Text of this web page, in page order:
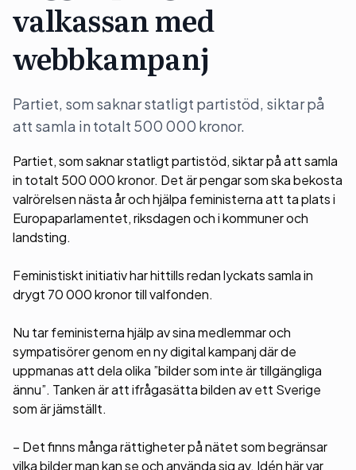
valkassan med
webbkampanj
Partiet, som saknar statligt partistöd, siktar på
att samla in totalt 500 000 kronor.
Partiet, som saknar statligt partistöd, siktar på att samla
in totalt 500 000 kronor. Det är pengar som ska bekosta
valrörelsen nästa år och hjälpa feministerna att ta plats i
Europaparlamentet, riksdagen och i kommuner och
landsting.
Feministiskt initiativ har hittills redan lyckats samla in
drygt 70 000 kronor till valfonden.
Nu tar feministerna hjälp av sina medlemmar och
sympatisörer genom en ny digital kampanj där de
uppmanas att dela olika ”bilder som inte är tillgängliga
ännu”. Tanken är att ifrågasätta bilden av ett Sverige
som är jämställt.
– Det finns många rättigheter på nätet som begränsar
vilka bilder man kan se och använda sig av. Idén här var